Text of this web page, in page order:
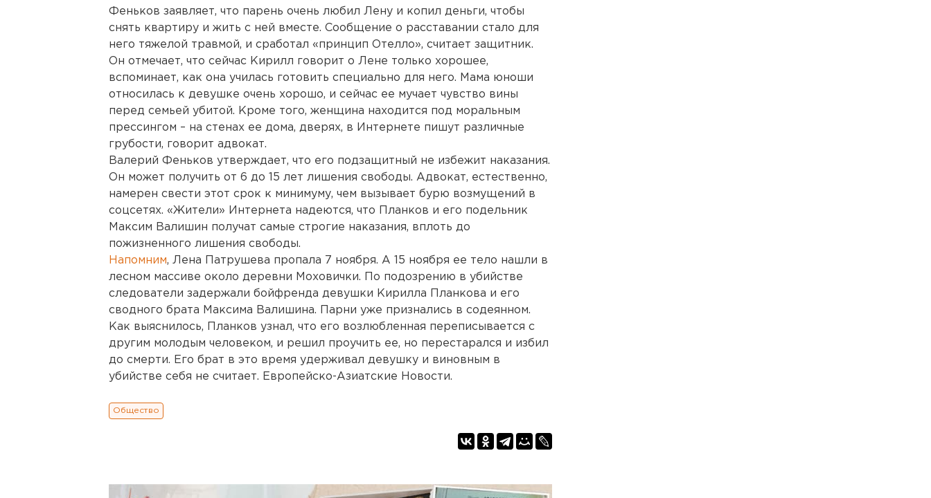
Феньков заявляет, что парень очень любил Лену и копил деньги, чтобы
снять квартиру и жить с ней вместе. Сообщение о расставании стало для
него тяжелой травмой, и сработал «принцип Отелло», считает защитник.
Он отмечает, что сейчас Кирилл говорит о Лене только хорошее,
вспоминает, как она училась готовить специально для него. Мама юноши
относилась к девушке очень хорошо, и сейчас ее мучает чувство вины
перед семьей убитой. Кроме того, женщина находится под моральным
прессингом – на стенах ее дома, дверях, в Интернете пишут различные
грубости, говорит адвокат.
Валерий Феньков утверждает, что его подзащитный не избежит наказания.
Он может получить от 6 до 15 лет лишения свободы. Адвокат, естественно,
намерен свести этот срок к минимуму, чем вызывает бурю возмущений в
соцсетях. «Жители» Интернета надеются, что Планков и его подельник
Максим Валишин получат самые строгие наказания, вплоть до
пожизненного лишения свободы.
Напомним, Лена Патрушева пропала 7 ноября. А 15 ноября ее тело нашли в
лесном массиве около деревни Моховички. По подозрению в убийстве
следователи задержали бойфренда девушки Кирилла Планкова и его
сводного брата Максима Валишина. Парни уже признались в содеянном.
Как выяснилось, Планков узнал, что его возлюбленная переписывается с
другим молодым человеком, и решил проучить ее, но перестарался и избил
до смерти. Его брат в это время удерживал девушку и виновным в
убийстве себя не считает. Европейско-Азиатские Новости.
Общество